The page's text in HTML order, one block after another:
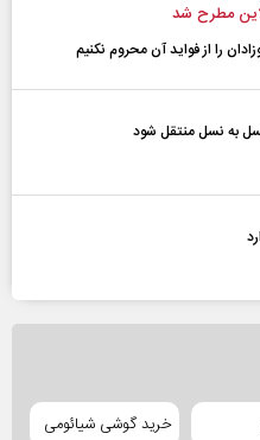
مطرح شد
را از فواید آن محروم نکنیم
به نسل منتقل شود
خرید گوشی شیائومی